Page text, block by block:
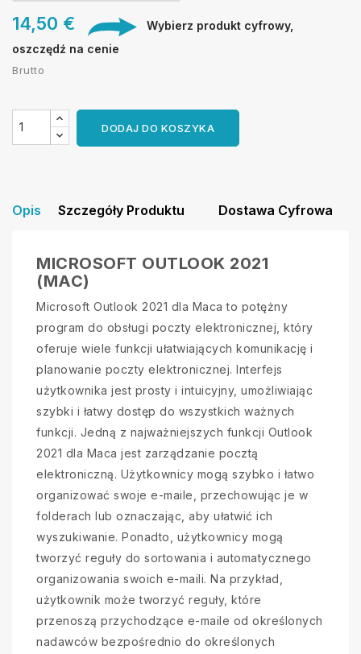
14,50 €
Wybierz produkt cyfrowy,
oszczędź na cenie
Brutto
DODAJ DO KOSZYKA
Opis Szczegóły Produktu Dostawa Cyfrowa
MICROSOFT OUTLOOK 2021
(MAC)
Microsoft Outlook 2021 dla Maca to potężny
program do obsługi poczty elektronicznej, który
oferuje wiele funkcji ułatwiających komunikację i
planowanie poczty elektronicznej. Interfejs
użytkownika jest prosty i intuicyjny, umożliwiając
szybki i łatwy dostęp do wszystkich ważnych
funkcji. Jedną z najważniejszych funkcji Outlook
2021 dla Maca jest zarządzanie pocztą
elektroniczną. Użytkownicy mogą szybko i łatwo
organizować swoje e-maile, przechowując je w
folderach lub oznaczając, aby ułatwić ich
wyszukiwanie. Ponadto, użytkownicy mogą
tworzyć reguły do sortowania i automatycznego
organizowania swoich e-maili. Na przykład,
użytkownik może tworzyć reguły, które
przenoszą przychodzące e-maile od określonych
nadawców bezpośrednio do określonych